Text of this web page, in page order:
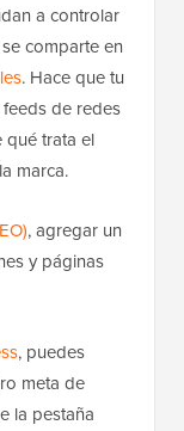
a controlar
comparte en
. Hace que tu
de redes
qué trata el
marca.
, agregar un
y páginas
, puedes
meta de
la pestaña